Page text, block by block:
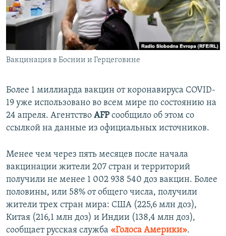
ПОБЕДИТЕЛЕЙ НЕ СУДЯТ?
КРЫМ.НЕПОКОРЕННЫЙ
УКРАИНСКАЯ ПРОБЛЕМА КРЫМА
ПРИСОЕДИНЯЙТЕСЬ!
Вакцинация в Боснии и Герцеговине
Более 1 миллиарда вакцин от коронавируса COVID-
19 уже использовано во всем мире по состоянию на
24 апреля. Агентство AFP сообщило об этом со
ссылкой на данные из официальных источников.
Менее чем через пять месяцев после начала
вакцинации жители 207 стран и территорий
получили не менее 1 002 938 540 доз вакцин. Более
половины, или 58% от общего числа, получили
жители трех стран мира: США (225,6 млн доз),
Китая (216,1 млн доз) и Индии (138,4 млн доз),
сообщает русская служба «Голоса Америки».